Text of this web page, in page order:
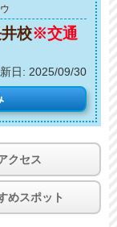
校※交通
日: 2025/09/30
クセス
めスポット